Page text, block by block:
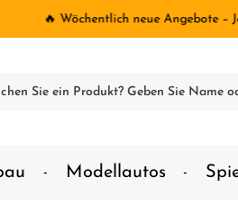
🔥 Wöchentlich neue Angebote –
Modellautos